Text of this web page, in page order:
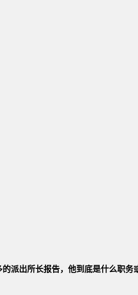
派出所长报告，他到底是什么职务